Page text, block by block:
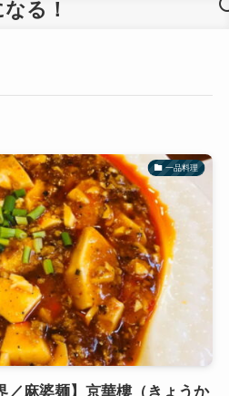
なる！
一品料理
／麻婆麺】京華樓（きょうか